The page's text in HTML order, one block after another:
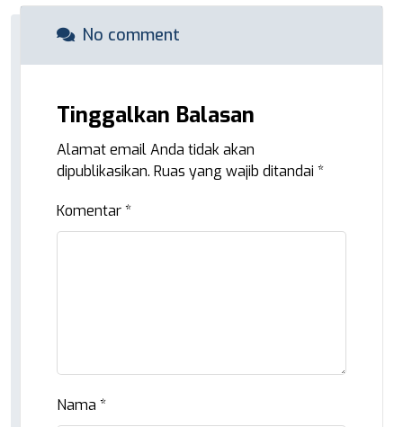
No comment
Tinggalkan Balasan
Alamat email Anda tidak akan
dipublikasikan. Ruas yang wajib ditandai*
Komentar*
Nama*